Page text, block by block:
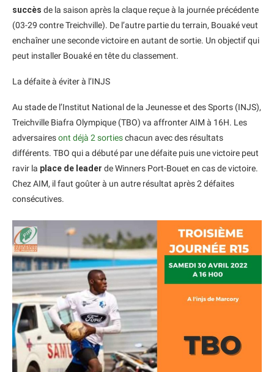
succès de la saison après la claque reçue à la journée précédente
(03-29 contre Treichville). De l’autre partie du terrain, Bouaké veut
enchaîner une seconde victoire en autant de sortie. Un objectif qui
peut installer Bouaké en tête du classement.
La défaite à éviter à l’INJS
Au stade de l’Institut National de la Jeunesse et des Sports (INJS),
Treichville Biafra Olympique (TBO) va affronter AIM à 16H. Les
adversairesont déjà 2 sortieschacun avec des résultats
différents. TBO qui a débuté par une défaite puis une victoire peut
ravir la place de leader de Winners Port-Bouet en cas de victoire.
Chez AIM, il faut goûter à un autre résultat après 2 défaites
consécutives.